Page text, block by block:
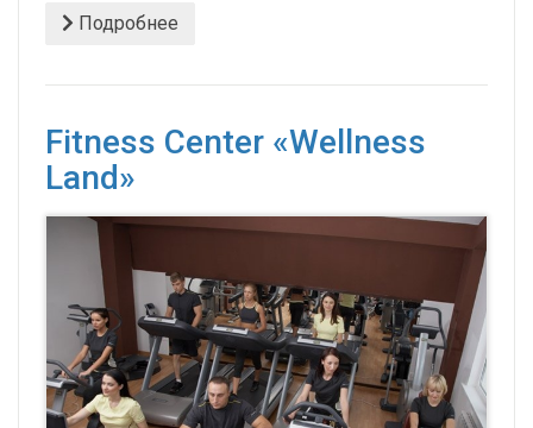
Подробнее
Fitness Center «Wellness
Land»